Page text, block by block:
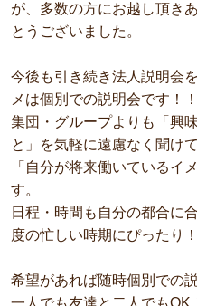
が、多数の方にお越し頂き
とうございました。
今後も引き続き法人説明会
メは個別での説明会です！！
集団・グループよりも「興
と」を気軽に遠慮なく聞けて
「自分が将来働いているイ
す。
日程・時間も自分の都合に
度の忙しい時期にぴったり！
希望があれば随時個別での
一人でも友達と二人でもOK